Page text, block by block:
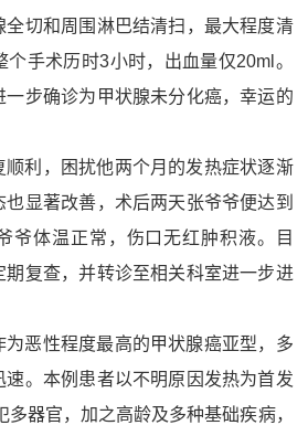
切和周围淋巴结清扫，最大程度清
手术历时3小时，出血量仅20ml。
步确诊为甲状腺未分化癌，幸运的
顺利，困扰他两个月的发热症状逐渐
显著改善，术后两天张爷爷便达到
爷体温正常，伤口无红肿积液。目
复查，并转诊至相关科室进一步进
为恶性程度最高的甲状腺癌亚型，多
速。本例患者以不明原因发热为首发
器官，加之高龄及多种基础疾病，